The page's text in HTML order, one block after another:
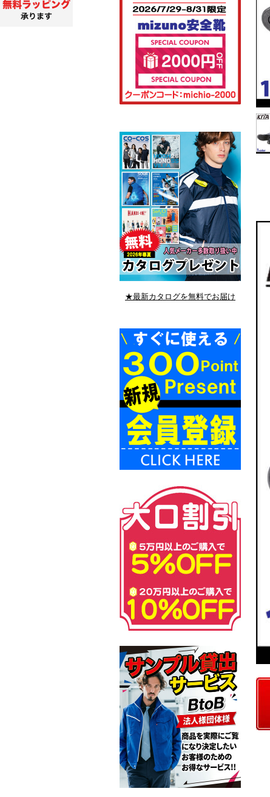
★最新カタログを無料でお届け